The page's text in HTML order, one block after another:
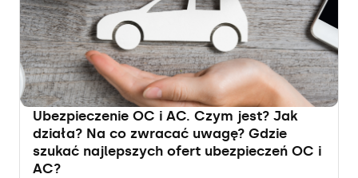
Ubezpieczenie OC i AC. Czym jest? Jak
działa? Na co zwracać uwagę? Gdzie
szukać najlepszych ofert ubezpieczeń OC i
AC?